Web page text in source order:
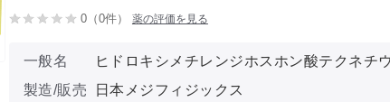
0（0件） 薬の評価を見る
一般名
ヒドロキシメチレンジホスホン酸テクネチ
製造/販売
日本メジフィジックス